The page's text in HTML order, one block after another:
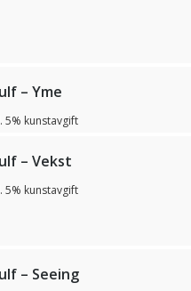
– Yme
5% kunstavgift
– Vekst
5% kunstavgift
– Seeing